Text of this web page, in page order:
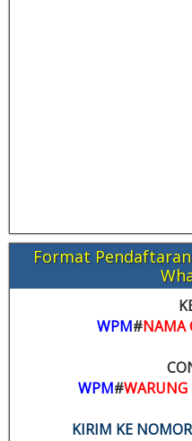
Format
WPM#NAMA
WPM#WARUNG
KIRIM KE